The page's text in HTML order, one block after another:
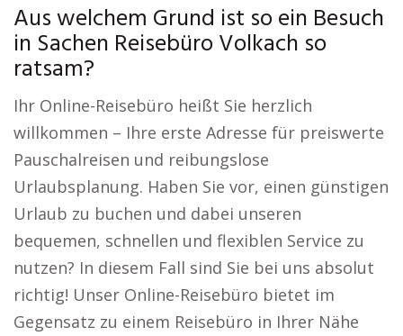
Aus welchem Grund ist so ein Besuch
in Sachen Reisebüro Volkach so
ratsam?
Ihr Online-Reisebüro heißt Sie herzlich
willkommen – Ihre erste Adresse für preiswerte
Pauschalreisen und reibungslose
Urlaubsplanung. Haben Sie vor, einen günstigen
Urlaub zu buchen und dabei unseren
bequemen, schnellen und flexiblen Service zu
nutzen? In diesem Fall sind Sie bei uns absolut
richtig! Unser Online-Reisebüro bietet im
Gegensatz zu einem Reisebüro in Ihrer Nähe